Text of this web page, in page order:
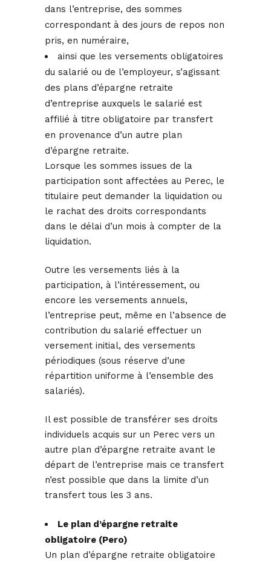
dans l’entreprise, des sommes
correspondant à des jours de repos non
pris, en numéraire,
ainsi que les versements obligatoires
du salarié ou de l’employeur, s’agissant
des plans d’épargne retraite
d’entreprise auxquels le salarié est
affilié à titre obligatoire par transfert
en provenance d’un autre plan
d’épargne retraite.
Lorsque les sommes issues de la
participation sont affectées au Perec, le
titulaire peut demander la liquidation ou
le rachat des droits correspondants
dans le délai d’un mois à compter de la
liquidation.
Outre les versements liés à la
participation, à l’intéressement, ou
encore les versements annuels,
l’entreprise peut, même en l’absence de
contribution du salarié effectuer un
versement initial, des versements
périodiques (sous réserve d’une
répartition uniforme à l’ensemble des
salariés).
Il est possible de transférer ses droits
individuels acquis sur un Perec vers un
autre plan d’épargne retraite avant le
départ de l’entreprise mais ce transfert
n’est possible que dans la limite d’un
transfert tous les 3 ans.
Le plan d’épargne retraite
obligatoire (Pero)
Un plan d’épargne retraite obligatoire